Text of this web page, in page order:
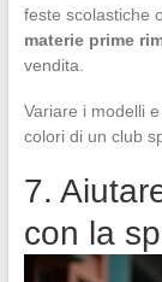
feste scolastiche
materie prime
vendita.
Variare i modelli
colori di un club
7.
con la